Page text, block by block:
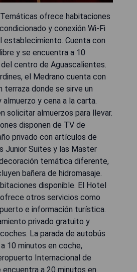
ofrece habitaciones
y conexión Wi-Fi
establecimiento. Cuenta con
y se encuentra a 10
centro de Aguascalientes.
el Medrano cuenta con
terraza donde se sirve un
y cena a la carta.
solicitar almuerzos para llevar.
disponen de TV de
privado con artículos de
Junior Suites y las Master
temática diferente,
bañera de hidromasaje.
disponible. El Hotel
otros servicios como
e información turística.
privado gratuito y
La parada de autobús
10 minutos en coche,
Internacional de
a 20 minutos en